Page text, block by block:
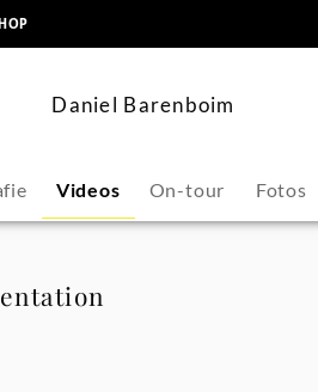
Daniel Barenboim
Videos On-tour Fotos